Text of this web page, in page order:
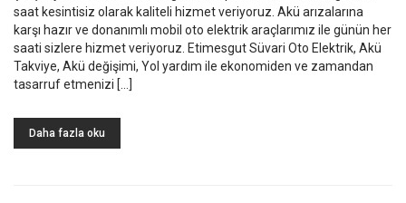
saat kesintisiz olarak kaliteli hizmet veriyoruz. Akü arızalarına
karşı hazır ve donanımlı mobil oto elektrik araçlarımız ile günün her
saati sizlere hizmet veriyoruz. Etimesgut Süvari Oto Elektrik, Akü
Takviye, Akü değişimi, Yol yardım ile ekonomiden ve zamandan
tasarruf etmenizi […]
Daha fazla oku